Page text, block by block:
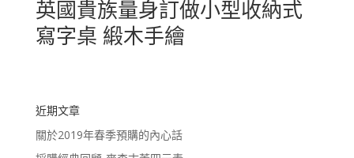
英國貴族量身訂做小型收納式
寫字桌 緞木手繪
近期文章
關於2019年春季預購的內心話